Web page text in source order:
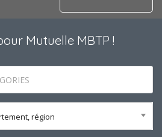
Mutuelle MBTP !
région